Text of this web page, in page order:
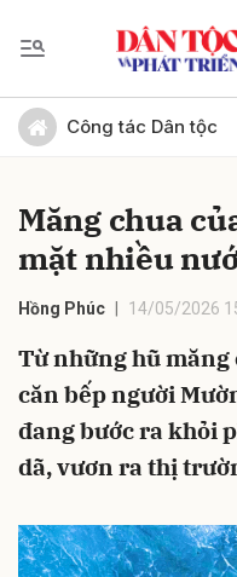
Công tác Dân tộc
Măng chua
mặt nhiều
Hồng Phúc 14/05/2026
Từ những hũ
căn bếp người
đang bước ra khỏi
dã, vươn ra thị
Gửi bình luận